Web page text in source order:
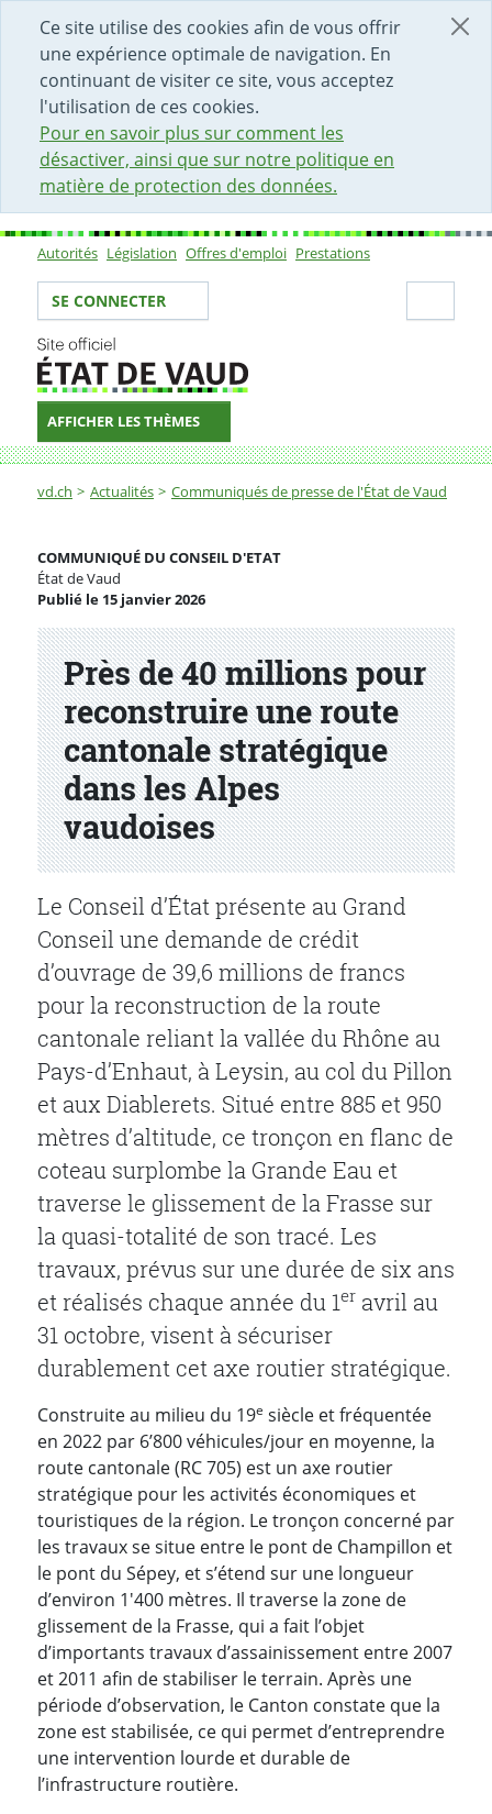
Ce site utilise des cookies afin de vous offrir
une expérience optimale de navigation. En
continuant de visiter ce site, vous acceptez
l'utilisation de ces cookies.
Pour en savoir plus sur comment les
désactiver, ainsi que sur notre politique en
matière de protection des données.
DÉBUT DU CONTENU DE LA PAGE
ACCÈS AU CHAMP DE RECHERCHE
PAGE D'ACCUEIL
FORMULAIRE DE CONTACT
Sous-navigation
Autorités Législation Offres d'emploi Prestations
Votre identité
SE CONNECTER
AFFICHER LES THÈMES
Fil d'Ariane
vd.ch Actualités Communiqués de presse de l'État de Vaud
Près de 40 millions pour reconstruire une route
Près de 40 millions pour
reconstruire une route
cantonale stratégique
dans les Alpes
vaudoises
COMMUNIQUÉ DU CONSEIL D'ETAT
État de Vaud
Publié le 15 janvier 2026
Partenaire(s)
Le Conseil d’État présente au Grand
Conseil une demande de crédit
d’ouvrage de 39,6 millions de francs
pour la reconstruction de la route
cantonale reliant la vallée du Rhône au
Pays-d’Enhaut, à Leysin, au col du Pillon
et aux Diablerets. Situé entre 885 et 950
mètres d’altitude, ce tronçon en flanc de
coteau surplombe la Grande Eau et
traverse le glissement de la Frasse sur
la quasi-totalité de son tracé. Les
travaux, prévus sur une durée de six ans
et réalisés chaque année du 1er avril au
31 octobre, visent à sécuriser
durablement cet axe routier stratégique.
Construite au milieu du 19e siècle et fréquentée
en 2022 par 6’800 véhicules/jour en moyenne, la
route cantonale (RC 705) est un axe routier
stratégique pour les activités économiques et
touristiques de la région. Le tronçon concerné par
les travaux se situe entre le pont de Champillon et
le pont du Sépey, et s’étend sur une longueur
d’environ 1'400 mètres. Il traverse la zone de
glissement de la Frasse, qui a fait l’objet
d’importants travaux d’assainissement entre 2007
et 2011 afin de stabiliser le terrain. Après une
période d’observation, le Canton constate que la
zone est stabilisée, ce qui permet d’entreprendre
une intervention lourde et durable de
l’infrastructure routière.